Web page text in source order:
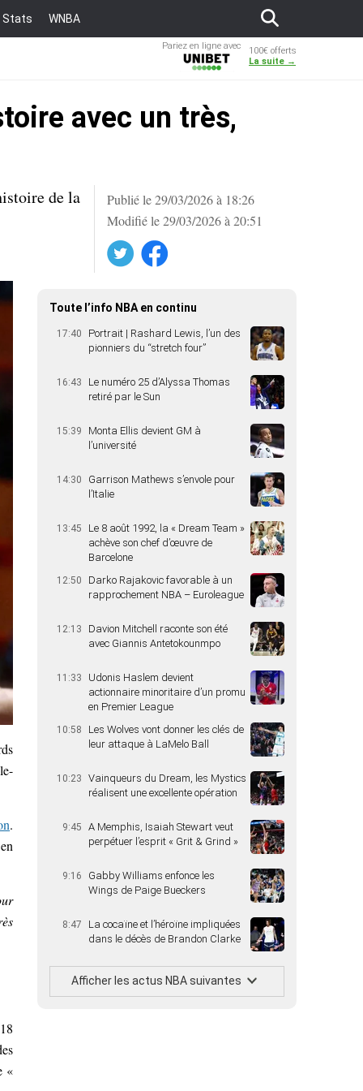
Stats WNBA
Pariez en ligne avec
100€ offerts
La suite →
avec un très,
Publié le 29/03/2026 à 18:26
Modifié le 29/03/2026 à 20:51
Facebook
de la
.
«
Toute l’info NBA en continu
17:40
Portrait | Rashard Lewis, l’un des
pionniers du “stretch four”
16:43
Le numéro 25 d’Alyssa Thomas
retiré par le Sun
15:39
Monta Ellis devient GM à
l’université
14:30
Garrison Mathews s’envole pour
l’Italie
13:45
Le 8 août 1992, la « Dream Team »
achève son chef d’œuvre de
Barcelone
12:50
Darko Rajakovic favorable à un
rapprochement NBA – Euroleague
12:13
Davion Mitchell raconte son été
avec Giannis Antetokounmpo
11:33
Udonis Haslem devient
actionnaire minoritaire d’un promu
en Premier League
10:58
Les Wolves vont donner les clés de
leur attaque à LaMelo Ball
10:23
Vainqueurs du Dream, les Mystics
réalisent une excellente opération
9:45
A Memphis, Isaiah Stewart veut
perpétuer l’esprit « Grit & Grind »
9:16
Gabby Williams enfonce les
Wings de Paige Bueckers
8:47
La cocaïne et l’héroïne impliquées
dans le décès de Brandon Clarke
Afficher les actus NBA suivantes